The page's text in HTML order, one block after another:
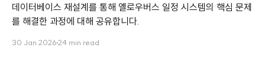
데이터베이스 재설계를 통해 옐로우버스 일정 시스템의 핵심 문제
를 해결한 과정에 대해 공유합니다.
30 Jan 202624 min read